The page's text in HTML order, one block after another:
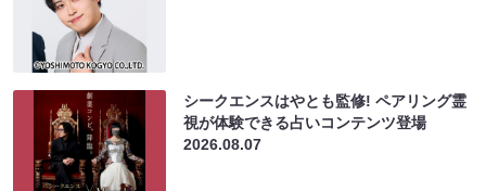
シークエンスはやとも監修! ペアリング霊
視が体験できる占いコンテンツ登場
2026.08.07